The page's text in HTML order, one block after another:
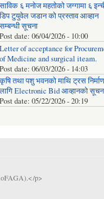
६ मनोज महतोको जग्गामा ६
टुयुवेल जडान को प्रस्ताव आव्हान
सूचना
Post date: 06/04/2026 - 10:00
Letter of acceptance for
of Medicine and surgical iteam.
Post date: 06/03/2026 - 14:03
तथा पशु भवनको माथि ट्रस
Electronic Bid आव्हानको
Post date: 05/22/2026 - 20:19
p>